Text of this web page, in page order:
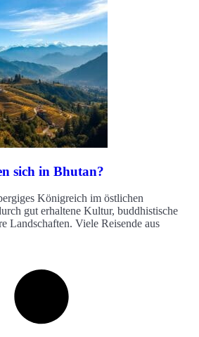
sich in Bhutan?
Königreich im östlichen
gut erhaltene Kultur, buddhistische
Landschaften. Viele Reisende aus